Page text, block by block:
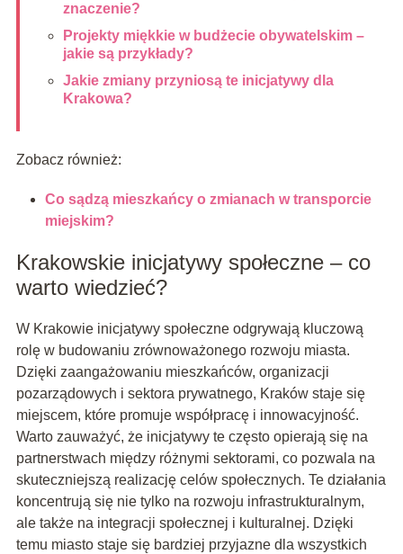
znaczenie?
Projekty miękkie w budżecie obywatelskim –
jakie są przykłady?
Jakie zmiany przyniosą te inicjatywy dla
Krakowa?
Zobacz również:
Co sądzą mieszkańcy o zmianach w transporcie
miejskim?
Krakowskie inicjatywy społeczne – co
warto wiedzieć?
W Krakowie inicjatywy społeczne odgrywają kluczową
rolę w budowaniu zrównoważonego rozwoju miasta.
Dzięki zaangażowaniu mieszkańców, organizacji
pozarządowych i sektora prywatnego, Kraków staje się
miejscem, które promuje współpracę i innowacyjność.
Warto zauważyć, że inicjatywy te często opierają się na
partnerstwach między różnymi sektorami, co pozwala na
skuteczniejszą realizację celów społecznych. Te działania
koncentrują się nie tylko na rozwoju infrastrukturalnym,
ale także na integracji społecznej i kulturalnej. Dzięki
temu miasto staje się bardziej przyjazne dla wszystkich